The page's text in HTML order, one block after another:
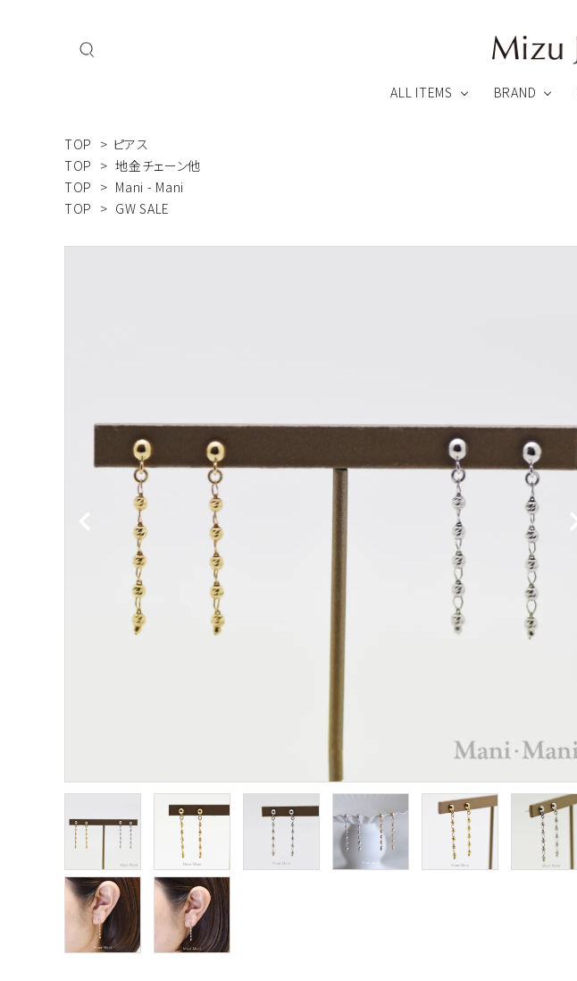
ALL ITEMS
ネックレス
金属アレルギー対応 あこや真珠
ダイヤモンド カラーストーン
BRAND
私たちについて
TOP > ピアス
TOP > 地金チェーン他
TOP > Mani - Mani
TOP > GW SALE